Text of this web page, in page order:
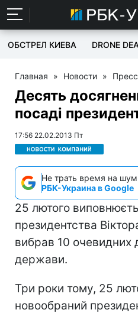
ОБСТРЕЛ КИЕВА DRONE
Главная » Новости »
Десять
посаді
17:56 22.02.2013 Пт
Не трать время на
РБК-Украина в Google
25 лютого
президентства
вибрав 10 очевидних
держави.
Три роки тому, 25
новообраний